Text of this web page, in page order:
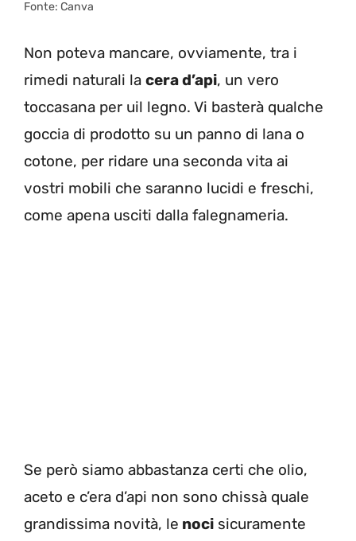
Fonte: Canva
Non poteva mancare, ovviamente, tra i
rimedi naturali la cera d’api, un vero
toccasana per uil legno. Vi basterà qualche
goccia di prodotto su un panno di lana o
cotone, per ridare una seconda vita ai
vostri mobili che saranno lucidi e freschi,
come apena usciti dalla falegnameria.
Se però siamo abbastanza certi che olio,
aceto e c’era d’api non sono chissà quale
grandissima novità, le noci sicuramente